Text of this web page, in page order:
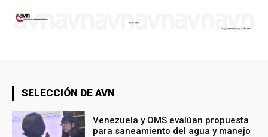
SELECCIÓN DE AVN
Venezuela y OMS evalúan propuesta
para saneamiento del agua y manejo